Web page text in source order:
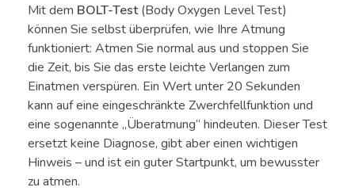
Mit dem BOLT-Test(Body Oxygen Level Test)
können Sie selbst überprüfen, wie Ihre Atmung
funktioniert: Atmen Sie normal aus und stoppen Sie
die Zeit, bis Sie das erste leichte Verlangen zum
Einatmen verspüren. Ein Wert unter 20 Sekunden
kann auf eine eingeschränkte Zwerchfellfunktion und
eine sogenannte „Überatmung“ hindeuten. Dieser Test
ersetzt keine Diagnose, gibt aber einen wichtigen
Hinweis – und ist ein guter Startpunkt, um bewusster
zu atmen.